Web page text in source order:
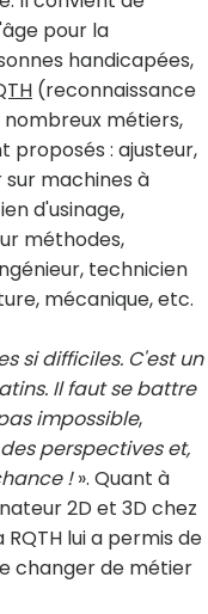
pour la
handicapées,
(reconnaissance
métiers,
proposés : ajusteur,
machines à
d'usinage,
méthodes,
technicien
mécanique, etc.
si difficiles. C'est un
Il faut se battre
impossible,
perspectives et,
!». Quant à
2D et 3D chez
lui a permis de
changer de métier